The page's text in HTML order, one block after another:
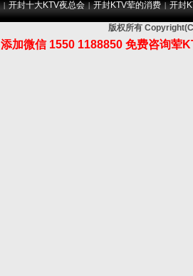
|开封十大KTV夜总会 |开封KTV荤的消费 |开封
版权所有
添加微信 1550 1188850 免费咨询荤